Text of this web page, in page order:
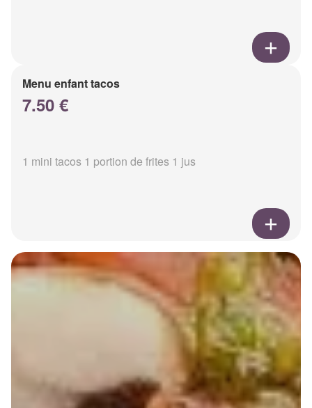
Menu enfant tacos
7.50 €
1 mini tacos 1 portion de frites 1 jus